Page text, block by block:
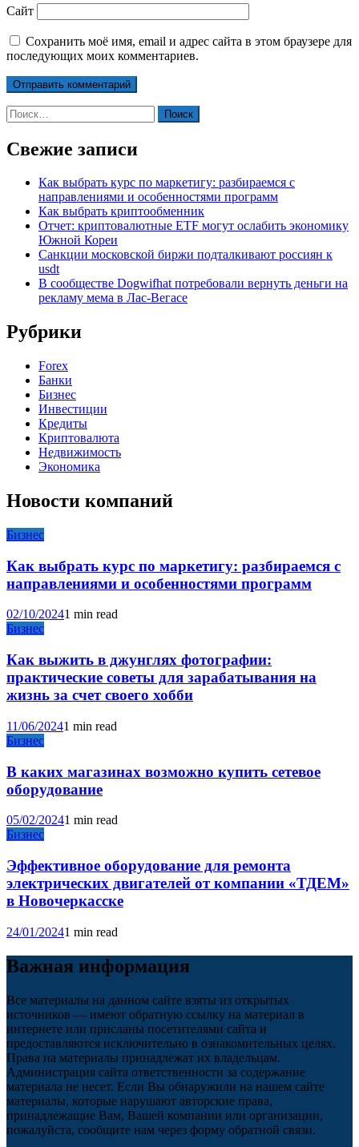
Сайт
Сохранить моё имя, email и адрес сайта в этом браузере для
последующих моих комментариев.
Найти:
Свежие записи
Как выбрать курс по маркетигу: разбираемся с
направлениями и особенностями программ
Как выбрать криптообменник
Отчет: криптовалютные ETF могут ослабить экономику
Южной Кореи
Санкции московской биржи подталкивают россиян к
usdt
В сообществе Dogwifhat потребовали вернуть деньги на
рекламу мема в Лас-Вегасе
Рубрики
Forex
Банки
Бизнес
Инвестиции
Кредиты
Криптовалюта
Недвижимость
Экономика
Новости компаний
Бизнес
Как выбрать курс по маркетигу: разбираемся с
направлениями и особенностями программ
02/10/20241 min read
Бизнес
Как выжить в джунглях фотографии:
практические советы для зарабатывания на
жизнь за счет своего хобби
11/06/20241 min read
Бизнес
В каких магазинах возможно купить сетевое
оборудование
05/02/20241 min read
Бизнес
Эффективное оборудование для ремонта
электрических двигателей от компании «ТДЕМ»
в Новочеркасске
24/01/20241 min read
Важная информация
Все материалы на данном сайте взяты из открытых
источников — имеют обратную ссылку на материал в
интернете или присланы посетителями сайта и
предоставляются исключительно в ознакомительных целях.
Права на материалы принадлежат их владельцам.
Администрация сайта ответственности за содержание
материала не несет. Если Вы обнаружили на нашем сайте
материалы, которые нарушают авторские права,
принадлежащие Вам, Вашей компании или организации,
пожалуйста, сообщите нам через форму обратной связи.